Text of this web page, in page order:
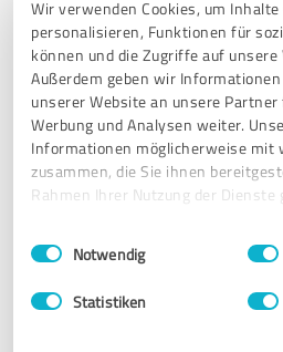
Wir verwenden Cookies, um Inhalte
personalisieren, Funktionen für
können und die Zugriffe auf unsere
Außerdem geben wir
unserer Website an unsere Partner
Werbung und Analysen weiter.
Informationen möglicherweise mit
zusammen, die Sie ihnen
Rahmen Ihrer Nutzung der Dienste
Impressum
Einwilligungsauswahl
Notwendig
Statistiken
5,00 von 5
SEHR GUT
Bisher 2 mal beauftragt. 2 mal
Erfahrungsbericht & Bewertung